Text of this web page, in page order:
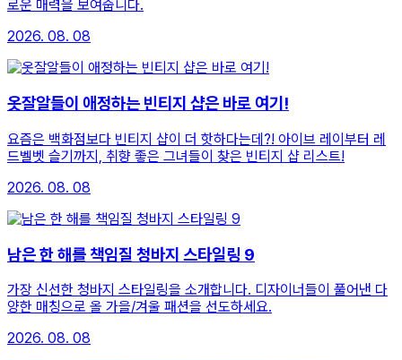
로운 매력을 보여줍니다.
2026. 08. 08
옷잘알들이 애정하는 빈티지 샵은 바로 여기!
요즘은 백화점보다 빈티지 샵이 더 핫하다는데?! 아이브 레이부터 레
드벨벳 슬기까지, 취향 좋은 그녀들이 찾은 빈티지 샵 리스트!
2026. 08. 08
남은 한 해를 책임질 청바지 스타일링 9
가장 신선한 청바지 스타일링을 소개합니다. 디자이너들이 풀어낸 다
양한 매칭으로 올 가을/겨울 패션을 선도하세요.
2026. 08. 08